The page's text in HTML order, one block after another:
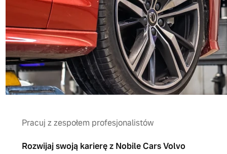
Pracuj z zespołem profesjonalistów
Rozwijaj swoją karierę z Nobile Cars Volvo